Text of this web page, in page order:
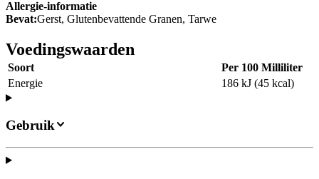
Allergie-informatie
Bevat:Gerst, Glutenbevattende Granen, Tarwe
Voedingswaarden
Soort
Per 100 Milliliter
Energie
186 kJ (45 kcal)
Gebruik